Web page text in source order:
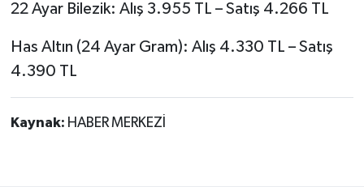
22 Ayar Bilezik: Alış 3.955 TL – Satış 4.266 TL
Has Altın (24 Ayar Gram): Alış 4.330 TL – Satış
4.390 TL
Kaynak: HABER MERKEZİ